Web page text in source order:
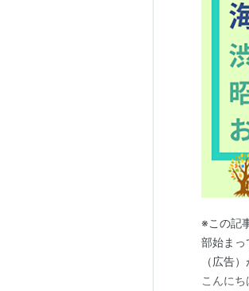
※この記
部始ま
（広告
こんに